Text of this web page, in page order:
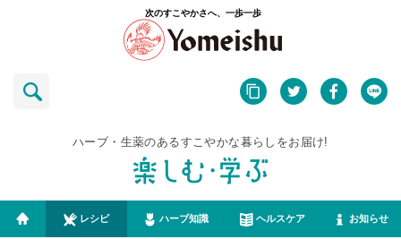
次のすこやかさへ、一歩一歩
ハーブ・生薬のあるすこやかな暮らしをお届け!
レシピ ハーブ知識 ヘルスケア お知らせ